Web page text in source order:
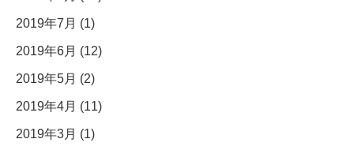
2019年7月 (1)
2019年6月 (12)
2019年5月 (2)
2019年4月 (11)
2019年3月 (1)